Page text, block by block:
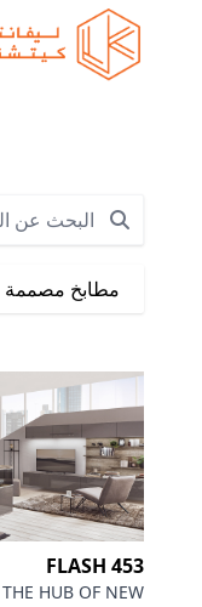
Search
مطابخ مصممة
FLASH 453
HUB OF NEW